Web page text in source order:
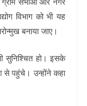
विभाग को भी यह
बनाया जाए।
सुनिश्चित हो। इसके
से पहुंचे। उन्होंने कहा